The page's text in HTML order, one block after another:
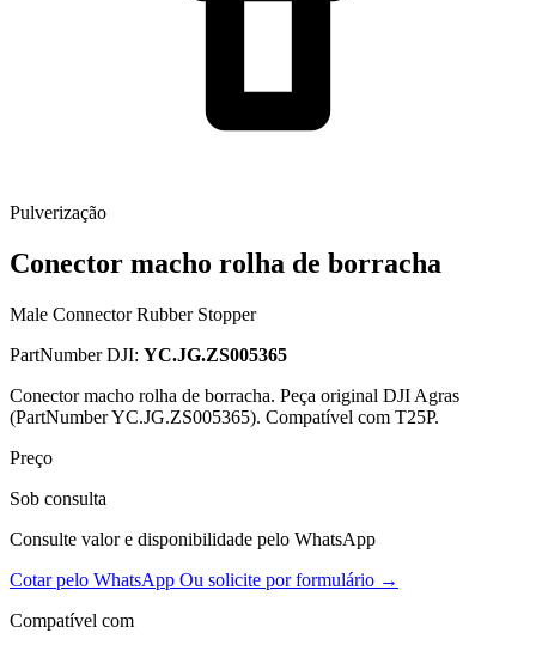
Pulverização
Conector macho rolha de borracha
Male Connector Rubber Stopper
PartNumber DJI: YC.JG.ZS005365
Conector macho rolha de borracha. Peça original DJI Agras
(PartNumber YC.JG.ZS005365). Compatível com T25P.
Preço
Sob consulta
Consulte valor e disponibilidade pelo WhatsApp
Cotar pelo WhatsApp Ou solicite por formulário →
Compatível com